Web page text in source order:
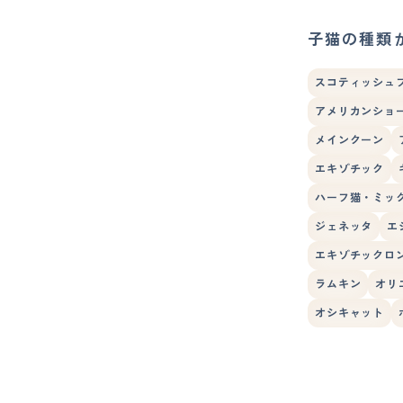
子猫の種類
スコティッシュ
アメリカンショ
メインクーン
エキゾチック
ハーフ猫・ミッ
ジェネッタ エ
エキゾチックロ
ラムキン オリ
オシキャット